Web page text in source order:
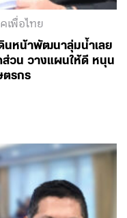
เพื่อไทย
ดินหน้าพัฒนาลุ่มน้ำเลย
วน วางแผนให้ดี หนุน
ตรกร